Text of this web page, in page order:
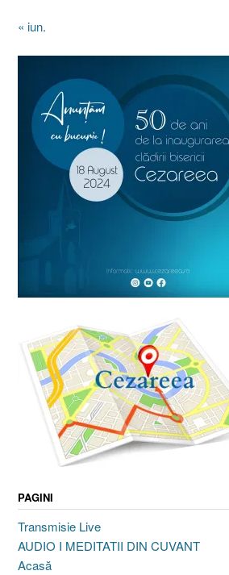
« iun.
PAGINI
Transmisie Live
AUDIO I MEDITATII DIN CUVANT
Acasă